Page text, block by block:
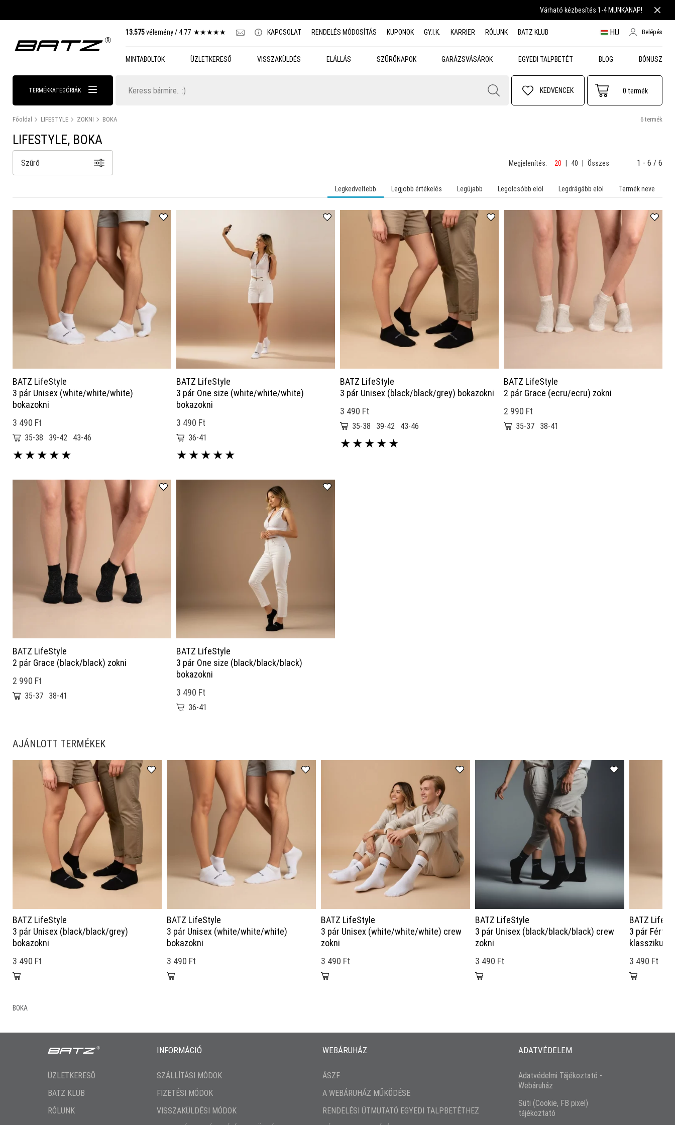
Várható kézbesítés 1-4 MUNKANAP!
13.575vélemény / 4.77 ★★★★★ KAPCSOLAT RENDELÉS MÓDOSÍTÁS KUPONOK GY.I.K. KARRIER RÓLUNK BATZ KLUB Belépés
HU
MINTABOLTOK ÜZLETKERESŐ VISSZAKÜLDÉS ELÁLLÁS SZŰRŐNAPOK GARÁZSVÁSÁROK EGYEDI TALPBETÉT BLOG BÓNUSZ
TERMÉKKATEGÓRIÁK KEDVENCEK 0 termék
Főoldal LIFESTYLE ZOKNI BOKA 6 termék
LIFESTYLE, BOKA
Szűrő Megjelenítés: 20 | 40 | Összes 1 - 6 / 6
Legkedveltebb Legjobb értékelés Legújabb Legolcsóbb elöl Legdrágább elöl Termék neve
BATZ LifeStyle
3 pár Unisex (white/white/white)
bokazokni
3 490 Ft
35-38 39-42 43-46
★ ★ ★ ★ ★
BATZ LifeStyle
3 pár One size (white/white/white)
bokazokni
3 490 Ft
36-41
★ ★ ★ ★ ★
BATZ LifeStyle
3 pár Unisex (black/black/grey) bokazokni
3 490 Ft
35-38 39-42 43-46
★ ★ ★ ★ ★
BATZ LifeStyle
2 pár Grace (ecru/ecru) zokni
2 990 Ft
35-37 38-41
BATZ LifeStyle
2 pár Grace (black/black) zokni
2 990 Ft
35-37 38-41
BATZ LifeStyle
3 pár One size (black/black/black)
bokazokni
3 490 Ft
36-41
AJÁNLOTT TERMÉKEK
BATZ LifeStyle
3 pár Unisex (black/black/grey)
bokazokni
3 490 Ft
BATZ LifeStyle
3 pár Unisex (white/white/white)
bokazokni
3 490 Ft
BATZ LifeStyle
3 pár Unisex (white/white/white) crew
zokni
3 490 Ft
BATZ LifeStyle
3 pár Unisex (black/black/black) crew
zokni
3 490 Ft
BATZ
3 pár Férfi
klasszikus
3 490 Ft
BOKA
ÜZLETKERESŐ
BATZ KLUB
RÓLUNK
INFORMÁCIÓ
SZÁLLÍTÁSI MÓDOK
FIZETÉSI MÓDOK
VISSZAKÜLDÉSI MÓDOK
WEBÁRUHÁZ
ÁSZF
A WEBÁRUHÁZ MŰKÖDÉSE
RENDELÉSI ÚTMUTATÓ EGYEDI TALPBETÉTHEZ
ADATVÉDELEM
Adatvédelmi Tájékoztató -
Webáruház
Süti (Cookie, FB pixel)
tájékoztató